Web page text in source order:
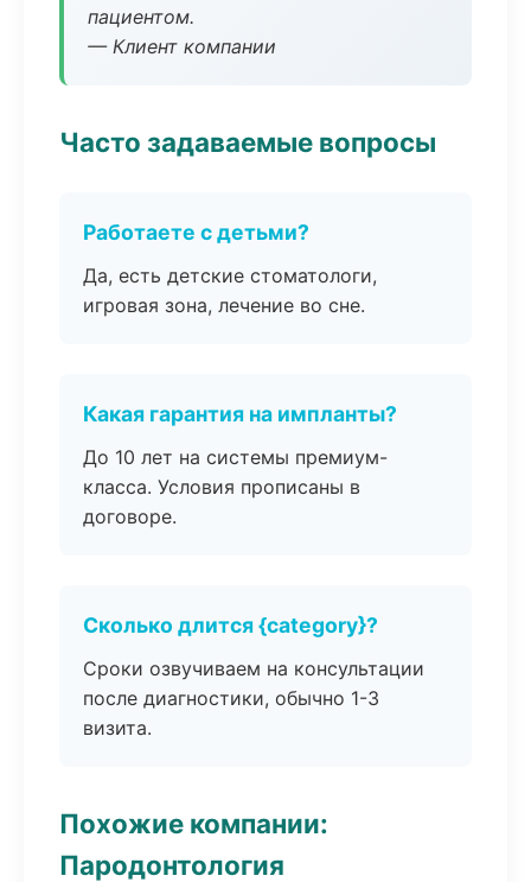
пациентом.
— Клиент компании
Часто задаваемые вопросы
Работаете с детьми?
Да, есть детские стоматологи,
игровая зона, лечение во сне.
Какая гарантия на импланты?
До 10 лет на системы премиум-
класса. Условия прописаны в
договоре.
Сколько длится {category}?
Сроки озвучиваем на консультации
после диагностики, обычно 1-3
визита.
Похожие компании:
Пародонтология